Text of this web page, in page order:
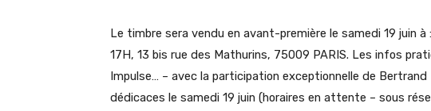
Le timbre sera vendu en avant-première le samedi 19 juin à
17H, 13 bis rue des Mathurins, 75009 PARIS. Les infos
Impulse… – avec la participation exceptionnelle de Bertrand
dédicaces le samedi 19 juin (horaires en attente – sous